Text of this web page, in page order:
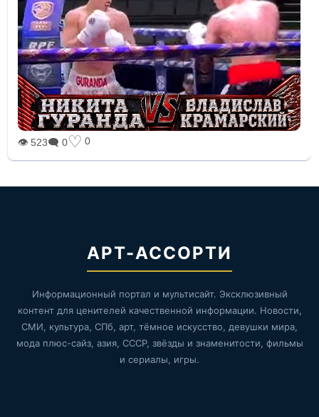
👁 523🗨 0♡ 0
АРТ-АССОРТИ
Информационный портал и мультисайт. Эксклюзивный
контент для ценителей качественной информации. Новости,
СМИ, культура, СПб, арт, тёмное искусство, девушки мира,
мода плюс-сайз, азия, СССР, звёзды и знаменитости, фильмы
и сериалы, игры.